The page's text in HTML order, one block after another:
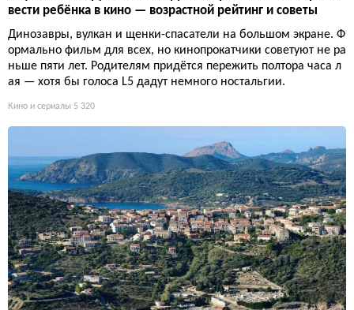
вести ребёнка в кино — возрастной рейтинг и советы
Динозавры, вулкан и щенки-спасатели на большом экране. Ф
ормально фильм для всех, но кинопрокатчики советуют не ра
ньше пяти лет. Родителям придётся пережить полтора часа л
ая — хотя бы голоса L5 дадут немного ностальгии.
Кино и сериалы 5 320